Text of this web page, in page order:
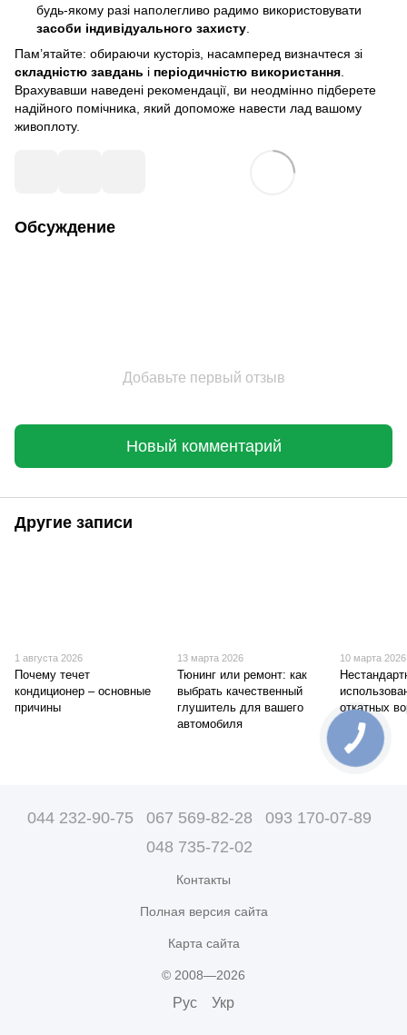
будь-якому разі наполегливо радимо використовувати
засоби індивідуального захисту
Пам’ятайте: обираючи кусторіз, насамперед визначтеся зі
складністю завдань і періодичністю використання.
Врахувавши наведені рекомендації, ви неодмінно підберете
надійного помічника, який допоможе навести лад вашому
живоплоту.
Обсуждение
Добавьте первый отзыв
Новый комментарий
Другие записи
1 августа 2026
Почему течет
кондиционер – основные
причины
13 марта 2026
Тюнинг или ремонт: как
выбрать качественный
глушитель для вашего
автомобиля
10 марта 2026
откатных
044 232-90-75 067 569-82-28
093 170-07-89
048 735-72-02
Контакты
Полная версия сайта
Карта сайта
© 2008—2026
Рус Укр